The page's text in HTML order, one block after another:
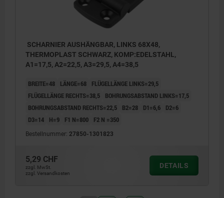
SCHARNIER AUSHÄNGBAR, LINKS 68X48,
THERMOPLAST SCHWARZ, KOMP:EDELSTAHL,
A1=17,5, A2=22,5, A3=29,5, A4=38,5
BREITE=48 LÄNGE=68
FLÜGELLÄNGE LINKS=29,5
FLÜGELLÄNGE RECHTS=38,5
BOHRUNGSABSTAND LINKS=17,5
BOHRUNGSABSTAND RECHTS=22,5
B2=28 D1=6,6
D2=6
D3=14
H=9 F1 N=800 F2 N =350
Bestellnummer: 27850-1301823
5,29 CHF
zzgl. MwSt.
zzgl. Versandkosten
DETAILS